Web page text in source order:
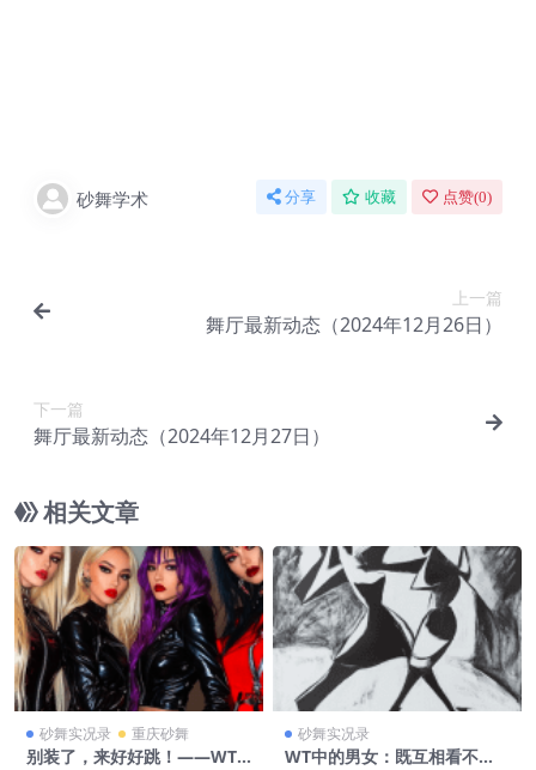
砂舞学术 分享 收藏 点赞(0)
上一篇
舞厅最新动态（2024年12月26日）
下一篇
舞厅最新动态（2024年12月27日）
相关文章
砂舞实况录 重庆砂舞
别装了，来好好跳！——WT
砂舞实况录
WT中的男女：既互相看不